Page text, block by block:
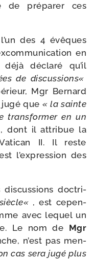
de pré­pa­rer ces
des 4 évêques
en
décla­ré qu’il
de dis­cus­sions«
Mgr Bernard
que « la sainte
trans­for­mer en un
, dont il attri­bue la
II. Il reste
l’expression des
dis­cus­sions doc­tri­
, est cepen­
avec lequel un
Le nom de Mgr
n’est pas men­
cas sera jugé plus